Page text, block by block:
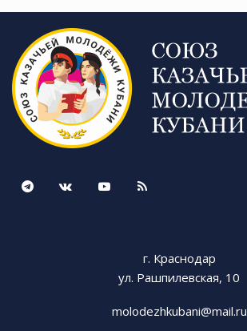
г. Краснодар
ул. Рашпилевская, 10
molodezhkubani@mail.ru